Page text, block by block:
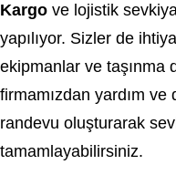
Kargo ve lojistik
yapılıyor. Sizler de
ekipmanlar ve taşınma
firmamızdan yardım ve
randevu oluşturarak
tamamlayabilirsiniz.